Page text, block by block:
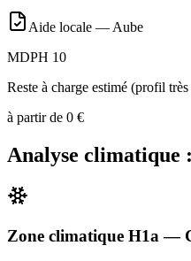
Aide locale — Aube
MDPH 10
Reste à charge estimé (profil
à partir de 0 €
Analyse climatique :
Zone climatique H1a —